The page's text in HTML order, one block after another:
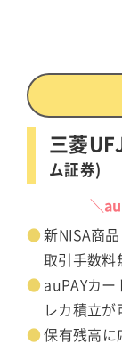
三菱
ム証券)
＼
新NISA商
取引手数料
auPAYカー
レカ積立が
保有残高に